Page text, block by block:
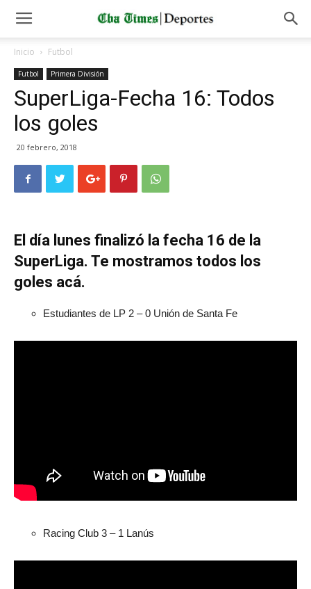
Inicio Futbol
Futbol Primera División
SuperLiga-Fecha 16: Todos
los goles
20 febrero, 2018
El día lunes finalizó la fecha 16 de la
SuperLiga. Te mostramos todos los
goles acá.
Estudiantes de LP 2 – 0 Unión de Santa Fe
Racing Club 3 – 1 Lanús